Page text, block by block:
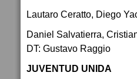
Lautaro Ceratto, Diego
Daniel Salvatierra,
DT: Gustavo Raggio
JUVENTUD UNIDA